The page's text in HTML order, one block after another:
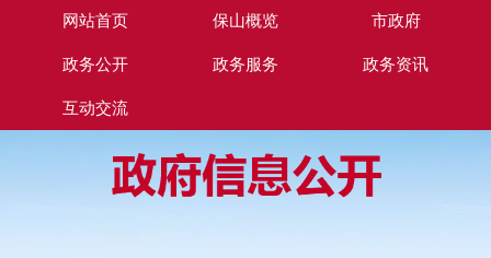
网站首页 保山概览 市政府
政务公开 政务服务 政务资讯
互动交流